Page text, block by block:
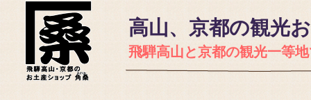
高山、京都の観光
飛騨高山と京都の観光一等